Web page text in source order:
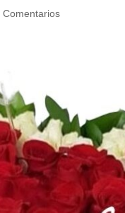
Comentarios